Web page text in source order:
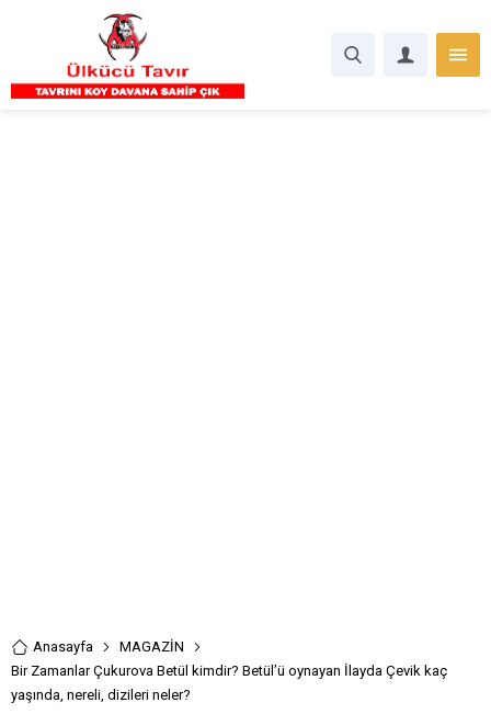
Anasayfa
MAGAZİN
Bir Zamanlar Çukurova Betül kimdir? Betül’ü oynayan İlayda Çevik kaç
yaşında, nereli, dizileri neler?